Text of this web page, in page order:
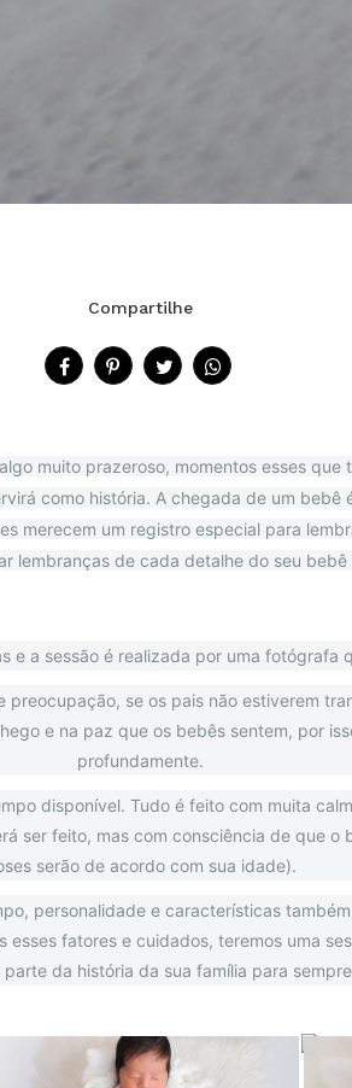
Compartilhe
muito prazeroso, momentos esses
como história. A chegada de um
merecem um registro especial para
lembranças de cada detalhe do seu
e a sessão é realizada por uma fotógrafa
se os pais não estiverem
e na paz que os bebês sentem, por
profundamente.
disponível. Tudo é feito com muita
ser feito, mas com consciência de que o
serão de acordo com sua idade).
personalidade e características
fatores e cuidados, teremos uma
da história da sua família para